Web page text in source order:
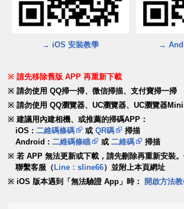
→ iOS 安裝教學 →
請先移除舊版 APP 再重新下載
請勿使用 QQ掃一掃、微信掃描、支付寶掃一掃
請勿使用 QQ瀏覽器、UC瀏覽器、UC瀏覽器Mini
建議用內建相機、或推薦的掃碼APP：
iOS :二維碼條碼 或QR碼
掃描
Android :二維碼條瞄 或二維碼
掃描
若 APP 無法更新或下載，請先刪除再重新安裝
聯繫客服（ Line：sline66）並附上本頁網址
iOS 版本遇到「無法驗證 App」時：
開啟方法